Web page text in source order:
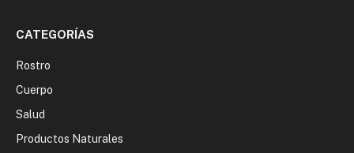
CATEGORÍAS
Rostro
Cuerpo
Salud
Productos Naturales